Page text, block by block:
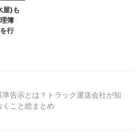
っ
「そ
始ま
、言
ては
屋)も
簿
行
る水
荷主
社に
準告示とは？トラック運送会社が知
くこと総まとめ